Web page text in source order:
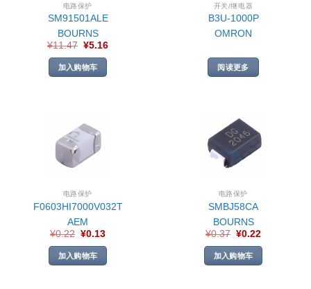
电路保护
SM91501ALE
BOURNS
¥11.47 ¥5.16
加入购物车
开关/继电器
B3U-1000P
OMRON
阅读更多
电路保护
F0603HI7000V032T
AEM
¥0.22 ¥0.13
加入购物车
电路保护
SMBJ58CA
BOURNS
¥0.37 ¥0.22
加入购物车